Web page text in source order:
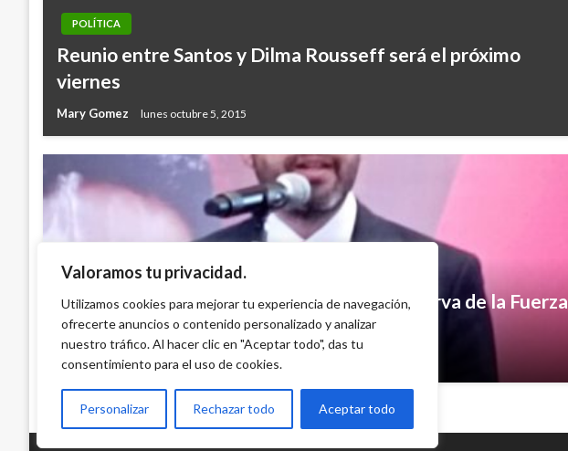
Valoramos tu privacidad.
Utilizamos cookies para mejorar tu experiencia de navegación,
ofrecerte anuncios o contenido personalizado y analizar
nuestro tráfico. Al hacer clic en "Aceptar todo", das tu
consentimiento para el uso de cookies.
Personalizar Rechazar todo Aceptar todo
POLÍTICA
Reunio entre Santos y Dilma Rousseff será el próximo
viernes
Mary Gomez lunes octubre 5, 2015
BOGOTÁ
Alcalde recibe grado de Teniente de la Reserva de la Fuerza
Aeroespacial
Giovanni Alarcón M. miércoles marzo 6, 2024